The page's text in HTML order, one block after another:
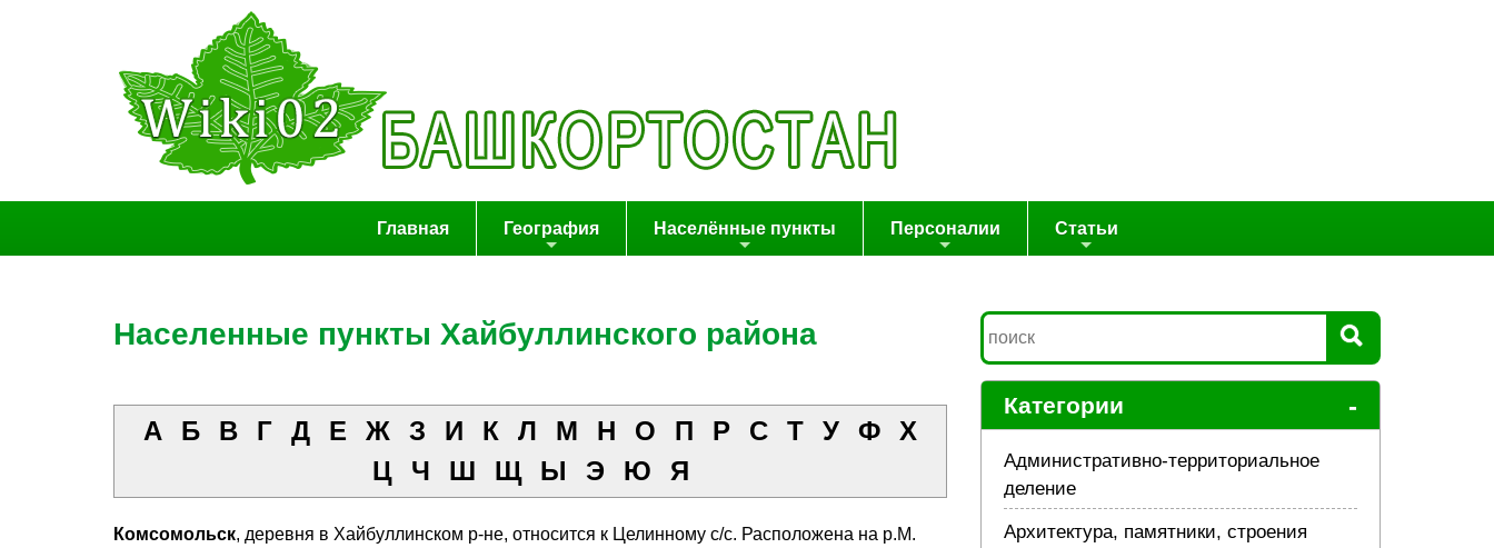
Главная География Населённые пункты Персоналии Статьи
Населенные пункты Хайбуллинского района
А Б В Г Д Е Ж З И К Л М Н О П Р С Т У Ф
Х
Ц
Ч Ш Щ Ы Э Ю Я
Комсомольск, деревня в Хайбуллинском р-не, относится к Целинному с/с. Расположена на р.М.
Категории -
Административно-территориальное
деление
Архитектура, памятники, строения